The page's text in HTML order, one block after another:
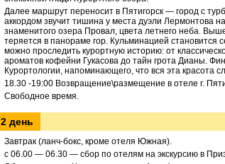
Далее маршрут переносит в Пятигорск — город с
аккордом звучит тишина у места дуэли Лермонтова
знаменитого озера Провал, цвета летнего неба.
теряется в панораме гор. Кульминацией
можно проследить курортную историю: от
ароматов кофейни Гукасова до тайн грота Дианы.
Курортологии, напоминающего, что вся эта красота
18.30 -19:00 Возвращение\размещение в отеле г.
Свободное время.
2 день
Завтрак (ланч-бокс, кроме отеля Южная).
с 06.00 — 06.30 — сбор по отелям на экскурсию в